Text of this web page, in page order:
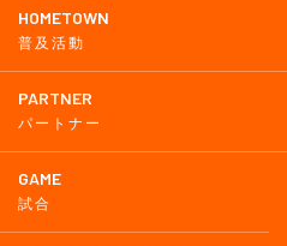
HOMETOWN
普及活動
PARTNER
パートナー
GAME
試合